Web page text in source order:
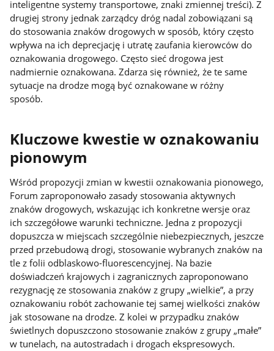
inteligentne systemy transportowe, znaki zmiennej treści). Z
drugiej strony jednak zarządcy dróg nadal zobowiązani są
do stosowania znaków drogowych w sposób, który często
wpływa na ich deprecjację i utratę zaufania kierowców do
oznakowania drogowego. Często sieć drogowa jest
nadmiernie oznakowana. Zdarza się również, że te same
sytuacje na drodze mogą być oznakowane w różny
sposób.
Kluczowe kwestie w oznakowaniu
pionowym
Wśród propozycji zmian w kwestii oznakowania pionowego,
Forum zaproponowało zasady stosowania aktywnych
znaków drogowych, wskazując ich konkretne wersje oraz
ich szczegółowe warunki techniczne. Jedna z propozycji
dopuszcza w miejscach szczególnie niebezpiecznych, jeszcze
przed przebudową drogi, stosowanie wybranych znaków na
tle z folii odblaskowo-fluorescencyjnej. Na bazie
doświadczeń krajowych i zagranicznych zaproponowano
rezygnację ze stosowania znaków z grupy „wielkie”, a przy
oznakowaniu robót zachowanie tej samej wielkości znaków
jak stosowane na drodze. Z kolei w przypadku znaków
świetlnych dopuszczono stosowanie znaków z grupy „małe”
w tunelach, na autostradach i drogach ekspresowych.